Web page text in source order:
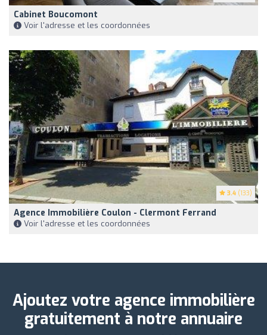
Cabinet Boucomont
Voir l'adresse et les coordonnées
3.4 (133)
Agence Immobilière Coulon - Clermont Ferrand
Voir l'adresse et les coordonnées
Ajoutez votre agence immobilière
gratuitement à notre annuaire